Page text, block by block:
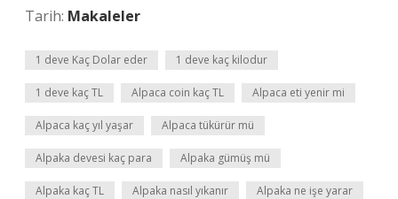
Tarih: Makaleler
1 deve Kaç Dolar eder 1 deve kaç kilodur
1 deve kaç TL Alpaca coin kaç TL Alpaca eti yenir mi
Alpaca kaç yıl yaşar Alpaca tükürür mü
Alpaka devesi kaç para Alpaka gümüş mü
Alpaka kaç TL Alpaka nasıl yıkanır Alpaka ne işe yarar